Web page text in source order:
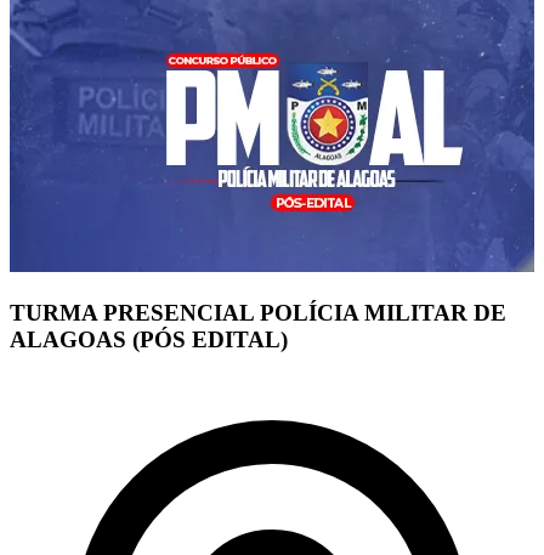
TURMA PRESENCIAL POLÍCIA MILITAR DE
ALAGOAS (PÓS EDITAL)